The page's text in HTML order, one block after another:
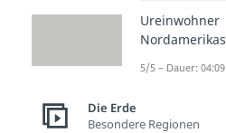
Ureinwohner
Nordamerikas
5/5 – Dauer: 04:09
Die Erde
Besondere Regionen